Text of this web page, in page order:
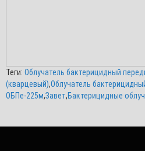
Теги: Облучатель бактерицидный
(кварцевый),Облучатель
ОБПе-225м,Завет,Бактерицидные